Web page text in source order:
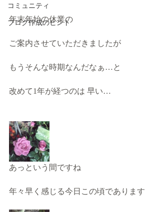
コミュニティ
ブログ作成のヒント
年末年始の休業の
ご案内させていただきましたが
もうそんな時期なんだなぁ…と
改めて1年が経つのは 早い…
あっという間ですね
年々早く感じる今日この頃であります